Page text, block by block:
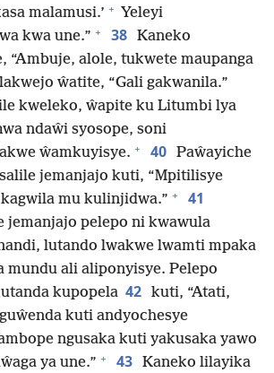
malamusi.’ + Yeleyi
kwa une.” + 38 Kaneko
“Ambuje, alole, tukwete maupanga
ŵatite, “Gali gakwanila.”
kweleko, ŵapite ku Litumbi lya
ndaŵi syosope, soni
ŵamkuyisye. + 40 Paŵayiche
jemanjajo kuti, “Mpitilisye
mu kulinjidwa.” + 41
jemanjajo pelepo ni kwawula
lutando lwakwe lwamti mpaka
mundu ali aliponyisye. Pelepo
kupopela 42 kuti, “Atati,
kuti andyochesye
ngusaka kuti yakusaka yawo
ya une.” + 43 Kaneko lilayika